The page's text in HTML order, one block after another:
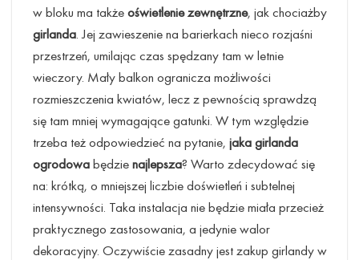
w bloku ma takżeoświetlenie zewnętrzne, jak chociażby
girlanda. Jej zawieszenie na barierkach nieco rozjaśni
przestrzeń, umilając czas spędzany tam w letnie
wieczory. Mały balkon ogranicza możliwości
rozmieszczenia kwiatów, lecz z pewnością sprawdzą
się tam mniej wymagające gatunki. W tym względzie
trzeba też odpowiedzieć na pytanie, jaka girlanda
ogrodowabędzienajlepsza? Warto zdecydować się
na: krótką, o mniejszej liczbie doświetleń i subtelnej
intensywności. Taka instalacja nie będzie miała przecież
praktycznego zastosowania, a jedynie walor
dekoracyjny. Oczywiście zasadny jest zakup girlandy w